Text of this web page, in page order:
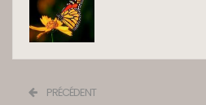
PRÉCÉDENT